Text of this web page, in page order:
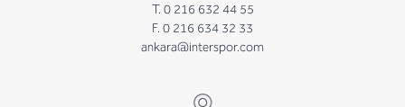
T. 0 216 632 44 55
F. 0 216 634 32 33
ankara@interspor.com